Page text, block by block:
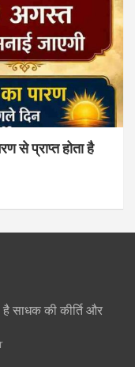
से प्राप्त होता है
है साधक की कीर्ति और